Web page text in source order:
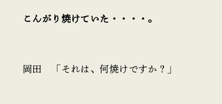
こんがり焼けていた・・・・。
岡田 「それは、何焼けですか？」